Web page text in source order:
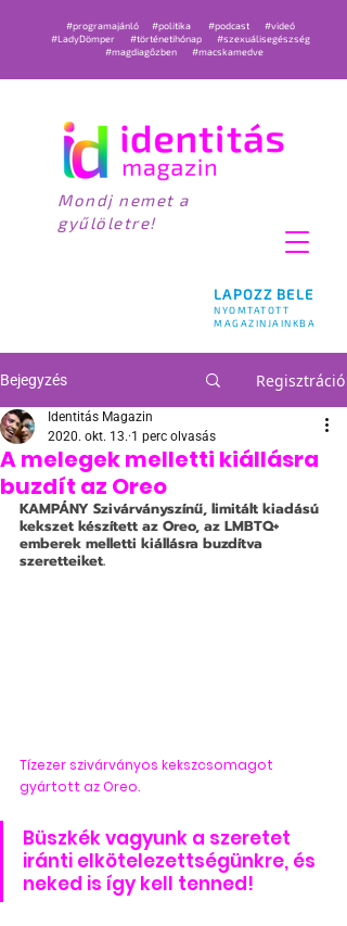
LAPOZZ BELE
NYOMTATOTT
MAGAZINJAINKBA
#programajánló #politika #podcast
#videó
#LadyDömper
#történetihónap
#szexuálisegészség
#magdiagőzben
#macskamedve
Mondj nemet a
gyűlöletre!
Bejegyzés Regisztráció
A melegek melletti kiállásra
buzdít az Oreo
Identitás Magazin
2020. okt. 13. 1 perc olvasás
KAMPÁNY Szivárványszínű, limitált kiadású
kekszet készített az Oreo, az LMBTQ+
emberek melletti kiállásra buzdítva
szeretteiket.
Tízezer szivárványos kekszcsomagot
gyártott az Oreo.
Büszkék vagyunk a szeretet
iránti elkötelezettségünkre, és
neked is így kell tenned!